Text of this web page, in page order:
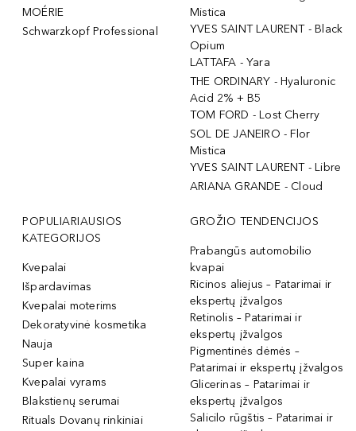
MOÉRIE
Schwarzkopf Professional
Mistica
YVES SAINT LAURENT - Black
Opium
LATTAFA - Yara
THE ORDINARY - Hyaluronic
Acid 2% + B5
TOM FORD - Lost Cherry
SOL DE JANEIRO - Flor
Mistica
YVES SAINT LAURENT - Libre
ARIANA GRANDE - Cloud
POPULIARIAUSIOS
KATEGORIJOS
Kvepalai
Išpardavimas
Kvepalai moterims
Dekoratyvinė kosmetika
Nauja
Super kaina
Kvepalai vyrams
Blakstienų serumai
Rituals Dovanų rinkiniai
GROŽIO TENDENCIJOS
Prabangūs automobilio
kvapai
Ricinos aliejus – Patarimai ir
ekspertų įžvalgos
Retinolis – Patarimai ir
ekspertų įžvalgos
Pigmentinės dėmės –
Patarimai ir ekspertų įžvalgos
Glicerinas – Patarimai ir
ekspertų įžvalgos
Salicilo rūgštis – Patarimai ir